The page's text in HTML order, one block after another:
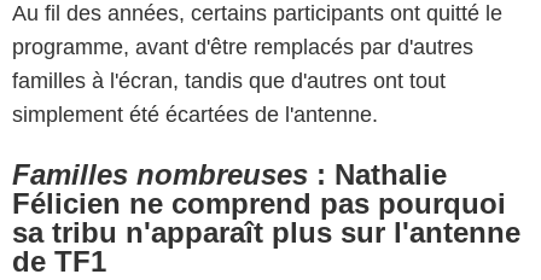
Au fil des années, certains participants ont quitté le
programme, avant d'être remplacés par d'autres
familles à l'écran, tandis que d'autres ont tout
simplement été écartées de l'antenne.
Familles nombreuses : Nathalie
Félicien ne comprend pas pourquoi
sa tribu n'apparaît plus sur l'antenne
de TF1